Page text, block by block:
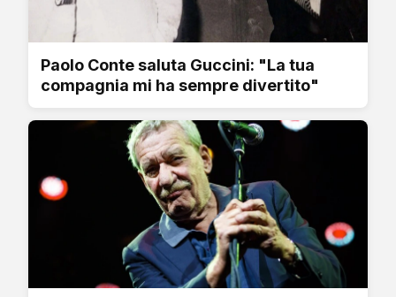
Paolo Conte saluta Guccini: "La tua
compagnia mi ha sempre divertito"